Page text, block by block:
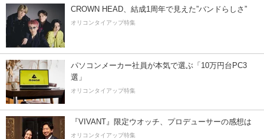
CROWN HEAD、結成1周年で見えた”バンドらしさ”
オリコンタイアップ特集
パソコンメーカー社員が本気で選ぶ「10万円台PC3
選」
オリコンタイアップ特集
『VIVANT』限定ウオッチ、プロデューサーの感想は
オリコンタイアップ特集